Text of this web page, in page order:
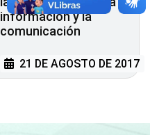
información y la
comunicación
21 DE AGOSTO DE 2017